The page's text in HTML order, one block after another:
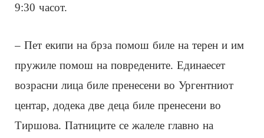
9:30 часот.
– Пет екипи на брза помош биле на терен и им
пружиле помош на повредените. Единаесет
возрасни лица биле пренесени во Ургентниот
центар, додека две деца биле пренесени во
Тиршова. Патниците се жалеле главно на